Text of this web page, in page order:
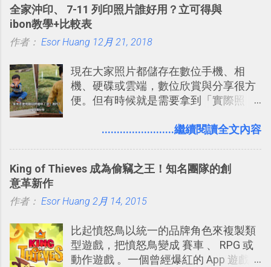
的軟體則讓同事可以在任何地方和公司
保持聯繫。 如果你需要中文版的同類平
台，可以參考： JANDI 高效率團隊通訊
戶 。 2017/3 新增 ： Sortd for Slack：
改造 Slack 討論串介面變成專案任務排
程看板
線，對商務需求來說可以打造出一張一
張資料地圖（例如我之前在製作一本新
書時建立的「 台灣推薦空拍地點地圖
規劃自助旅行路線！ Google 「我的地
圖」在規劃自助旅行路線時可以解決許
多問題： 國外地點名稱地址常常難懂，
稱。 在規劃路線之外，自訂地圖還能補
時帶來好心情，二方面事後就是最好的
享合作，讓彼此都能在手機上查看這次
全家沖印、 7-11 列印照片誰好用？立可得與
ibon教學+比較表
作者： Esor Huang 12月 21, 2018
現在大家照片都儲存在數位手機、相
機、硬碟或雲端，數位欣賞與分享很方
便。但有時候就是需要拿到「實際照
要製作家庭相框 用照片來當小禮物 把照
片？而且最好能不花時間、立即拿到、
（或是沒有好的印表機），又不想跑照
提供了印照片的服務 ，而且價格不貴，
可以立即拿到，操作流程也十分簡單。
之前我在電腦玩物分享過：「 不需買印
........................繼續閱讀全文內容
King of Thieves 成為偷竊之王！知名團隊的創
意革新作
作者： Esor Huang 2月 14, 2015
比起憤怒鳥以統一的品牌角色來複製類
型遊戲，把憤怒鳥變成 賽車 、 RPG 或
動作遊戲 。一個曾經爆紅的 App 遊戲開